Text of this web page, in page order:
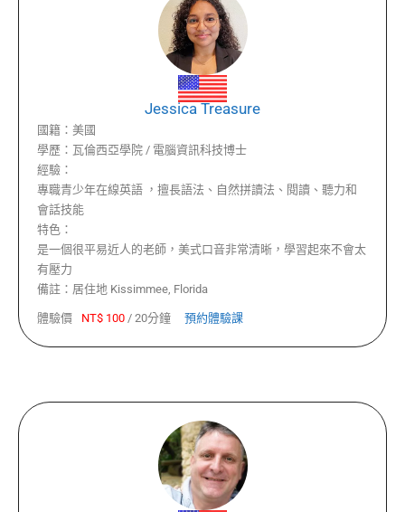
Jessica Treasure
國籍： 美國
學歷： 瓦倫西亞學院 / 電腦資訊科技博士
經驗：
專職青少年在線英語 ，擅長語法、自然拼讀法、閱讀、聽力和
會話技能
特色：
是一個很平易近人的老師，美式口音非常清晰，學習起來不會太
有壓力
備註： 居住地 Kissimmee, Florida
體驗價 NT$ 100 / 20分鐘 預約體驗課